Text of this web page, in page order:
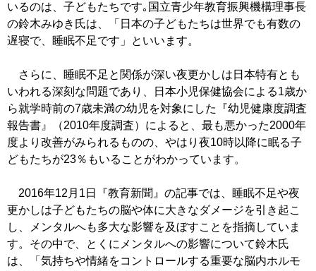
いるのは、子どもたちです｡国立青少年教育振興機構理事長
の鈴木みゆき氏は、「日本の子どもたちは世界でも有数の
遅寝で、睡眠不足です」といいます。
さらに、睡眠不足と関係が深い夜更かしは日本特有とも
いわれる深刻な問題であり、日本小児保健協会による1歳か
ら就学時前の7歳未満の幼児を対象にした『幼児健康度調査
報告書』（2010年度調査）によると、最も悪かった2000年
度より改善がみられるものの、やはり夜10時以降に眠る子
どもたちが23％もいることがわかっています。
2016年12月1日『教育新聞』の記事では、睡眠不足や夜
更かしは子どもたちの脳や体に大きなダメージを引き起こ
し、メンタルへも多大な影響を及ぼすことを指摘していま
す。その中で、とくにメンタルへの影響について鈴木氏
は、「気持ちや情緒をコントロールする重要な脳内ホルモ